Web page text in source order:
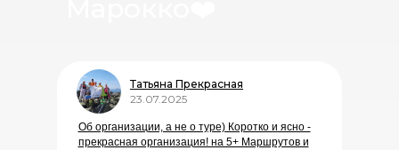
Татьяна Прекрасная
Об организации, а не о туре) Коротко и ясно -
прекрасная организация! на 5+ Маршрутов и
23.07.2025